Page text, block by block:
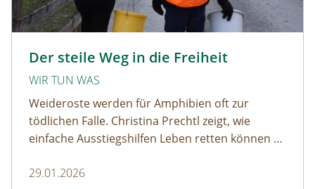
Der steile Weg in die Freiheit
WIR TUN WAS
Weideroste werden für Amphibien oft zur
tödlichen Falle. Christina Prechtl zeigt, wie
einfache Ausstiegshilfen Leben retten können –
Aufwand.
29.01.2026